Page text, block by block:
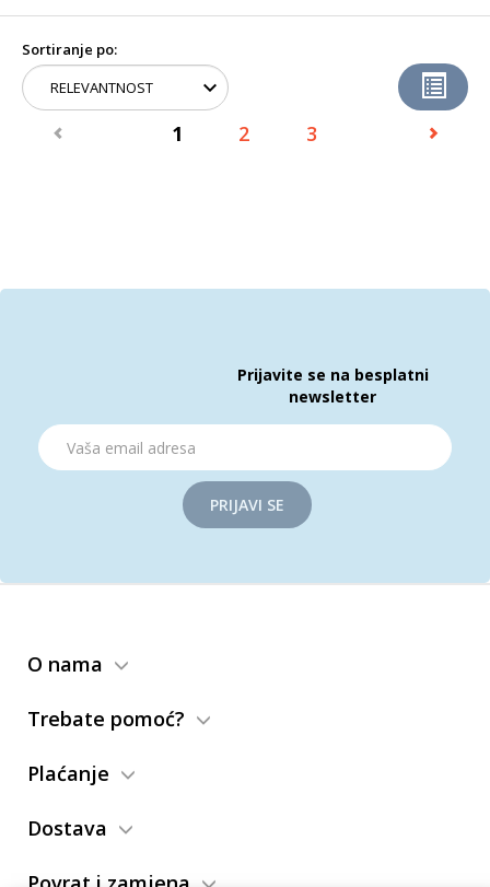
Sortiranje po:
1 2 3
Prijavite se na besplatni
newsletter
PRIJAVI SE
O nama
Trebate pomoć?
Plaćanje
Dostava